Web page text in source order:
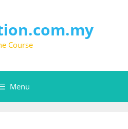
Course
Menu